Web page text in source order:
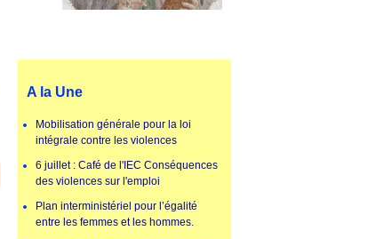
A la Une
Mobilisation générale pour la loi
intégrale contre les violences
6 juillet : Café de l'IEC Conséquences
des violences sur l'emploi
Plan interministériel pour l’égalité
entre les femmes et les hommes.